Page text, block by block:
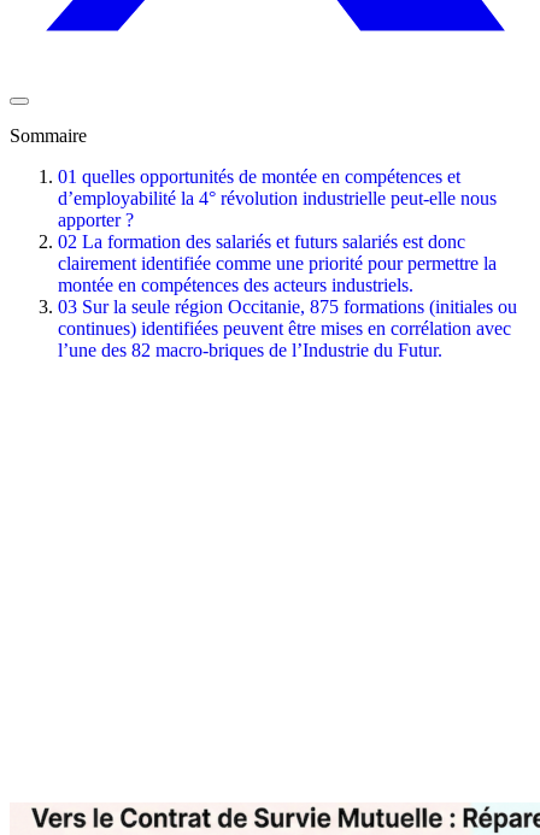
Sommaire
01 quelles opportunités de montée en compétences et
d’employabilité la 4° révolution industrielle peut-elle nous
apporter ?
02 La formation des salariés et futurs salariés est donc
clairement identifiée comme une priorité pour permettre la
montée en compétences des acteurs industriels.
03 Sur la seule région Occitanie, 875 formations (initiales ou
continues) identifiées peuvent être mises en corrélation avec
l’une des 82 macro-briques de l’Industrie du Futur.